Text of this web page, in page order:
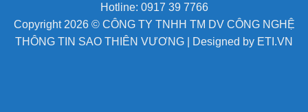
Hotline: 0917 39 7766
Copyright 2026 © CÔNG TY TNHH TM DV CÔNG NGHỆ
THÔNG TIN SAO THIÊN VƯƠNG
| Designed by ETI.VN